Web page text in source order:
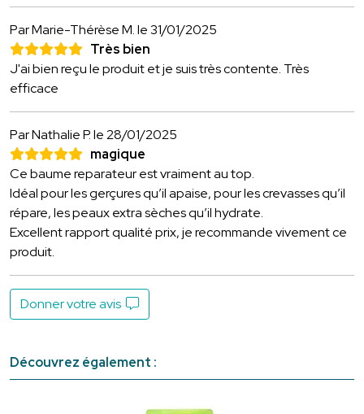
Par Marie-Thérèse M.le 31/01/2025
Très bien
J'ai bien reçu le produit et je suis très contente. Très
efficace
Par Nathalie P.le 28/01/2025
magique
Ce baume reparateur est vraiment au top.
Idéal pour les gerçures qu’il apaise, pour les crevasses qu’il
répare, les peaux extra sèches qu’il hydrate.
Excellent rapport qualité prix, je recommande vivement ce
produit.
Donner votre avis
Découvrez également :